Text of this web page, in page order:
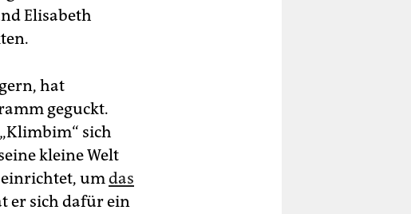
Elisabeth
hat
geguckt.
sich
kleine Welt
einrichtet, umdas
er sich dafür ein